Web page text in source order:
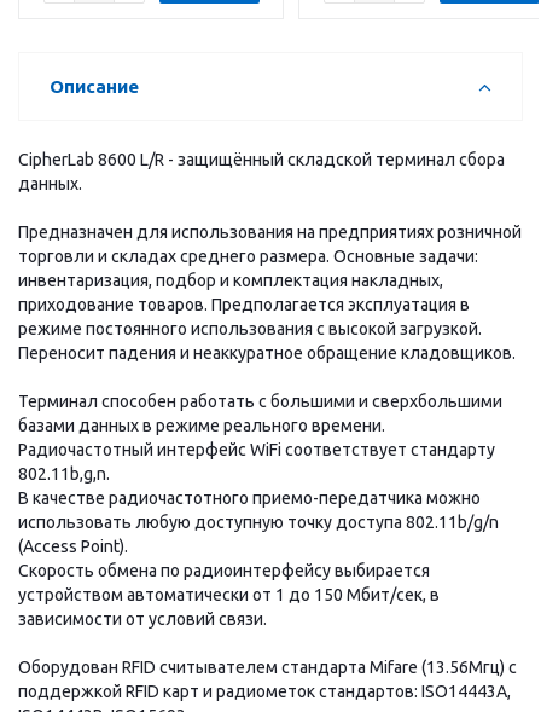
Описание
CipherLab 8600 L/R - защищённый складской терминал сбора
данных.
Предназначен для использования на предприятиях розничной
торговли и складах среднего размера. Основные задачи:
инвентаризация, подбор и комплектация накладных,
приходование товаров. Предполагается эксплуатация в
режиме постоянного использования с высокой загрузкой.
Переносит падения и неаккуратное обращение кладовщиков.
Терминал способен работать с большими и сверхбольшими
базами данных в режиме реального времени.
Радиочастотный интерфейс WiFi соответствует стандарту
802.11b,g,n.
В качестве радиочастотного приемо-передатчика можно
использовать любую доступную точку доступа 802.11b/g/n
(Access Point).
Скорость обмена по радиоинтерфейсу выбирается
устройством автоматически от 1 до 150 Мбит/сек, в
зависимости от условий связи.
Оборудован RFID считывателем стандарта Mifare (13.56Мгц) с
поддержкой RFID карт и радиометок стандартов: ISO14443A,